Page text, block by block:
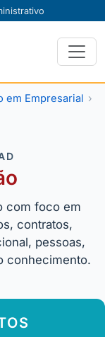
em Empresarial
com foco em
contratos,
pessoas,
conhecimento.